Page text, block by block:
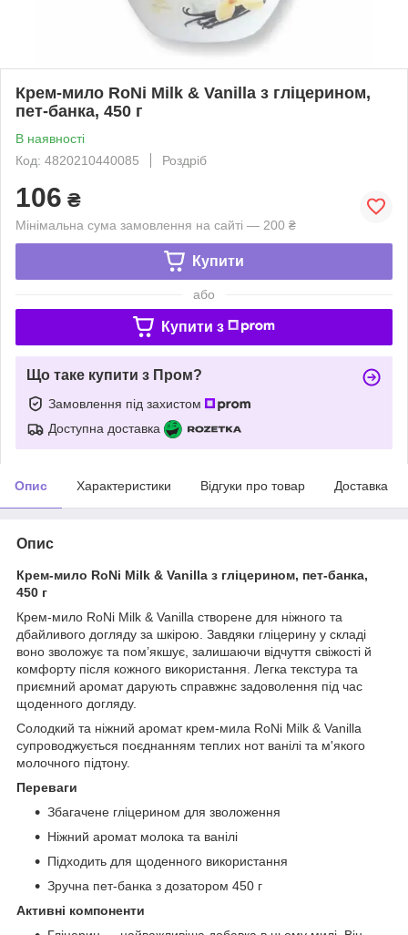
Крем-мило RoNi Milk & Vanilla з гліцерином,
пет-банка, 450 г
В наявності
Код: 4820210440085
Роздріб
106 ₴
Мінімальна сума замовлення на сайті — 200 ₴
Купити
або
Купити з
Що таке купити з Пром?
Замовлення під захистом
Доступна доставка
Опис Характеристики Відгуки про товар Доставка
Опис
Крем-мило RoNi Milk & Vanilla з гліцерином, пет-банка,
450 г
Крем-мило RoNi Milk & Vanilla створене для ніжного та
дбайливого догляду за шкірою. Завдяки гліцерину у складі
воно зволожує та пом’якшує, залишаючи відчуття свіжості й
комфорту після кожного використання. Легка текстура та
приємний аромат дарують справжнє задоволення під час
щоденного догляду.
Солодкий та ніжний аромат крем-мила RoNi Milk & Vanilla
супроводжується поєднанням теплих нот ванілі та м'якого
молочного підтону.
Переваги
Збагачене гліцерином для зволоження
Ніжний аромат молока та ванілі
Підходить для щоденного використання
Зручна пет-банка з дозатором 450 г
Активні компоненти